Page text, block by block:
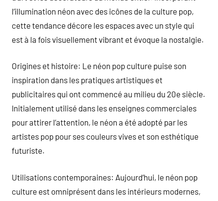
l’illumination néon avec des icônes de la culture pop,
cette tendance décore les espaces avec un style qui
est à la fois visuellement vibrant et évoque la nostalgie.
Origines et histoire: Le néon pop culture puise son
inspiration dans les pratiques artistiques et
publicitaires qui ont commencé au milieu du 20e siècle.
Initialement utilisé dans les enseignes commerciales
pour attirer l’attention, le néon a été adopté par les
artistes pop pour ses couleurs vives et son esthétique
futuriste.
Utilisations contemporaines: Aujourd’hui, le néon pop
culture est omniprésent dans les intérieurs modernes,